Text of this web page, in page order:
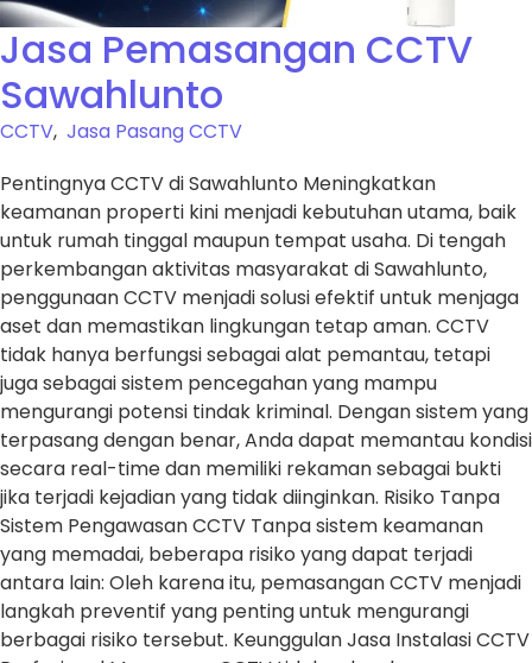
Jasa Pemasangan CCTV
Sawahlunto
CCTV, Jasa Pasang CCTV
Pentingnya CCTV di Sawahlunto Meningkatkan
keamanan properti kini menjadi kebutuhan utama, baik
untuk rumah tinggal maupun tempat usaha. Di tengah
perkembangan aktivitas masyarakat di Sawahlunto,
penggunaan CCTV menjadi solusi efektif untuk menjaga
aset dan memastikan lingkungan tetap aman. CCTV
tidak hanya berfungsi sebagai alat pemantau, tetapi
juga sebagai sistem pencegahan yang mampu
mengurangi potensi tindak kriminal. Dengan sistem yang
terpasang dengan benar, Anda dapat memantau kondisi
secara real-time dan memiliki rekaman sebagai bukti
jika terjadi kejadian yang tidak diinginkan. Risiko Tanpa
Sistem Pengawasan CCTV Tanpa sistem keamanan
yang memadai, beberapa risiko yang dapat terjadi
antara lain: Oleh karena itu, pemasangan CCTV menjadi
langkah preventif yang penting untuk mengurangi
berbagai risiko tersebut. Keunggulan Jasa Instalasi CCTV